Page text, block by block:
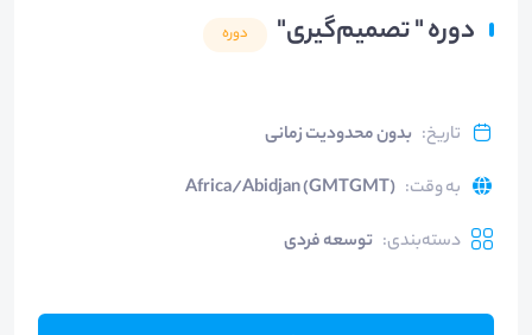
دوره " تصمیم‌گیری" دوره
تاریخ: بدون محدودیت زمانی
به وقت:
Africa/Abidjan (GMTGMT)
دسته‌بندی: توسعه فردی